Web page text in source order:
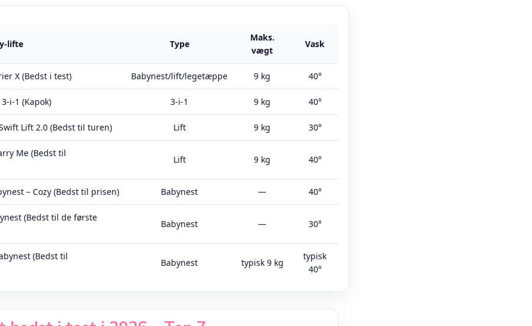
lifte Type
Maks.
vægt
Vask
X (Bedst i test) Babynest/lift/legetæppe 9 kg 40°
i-1 (Kapok) 3-i-1 9 kg 40°
Lift 2.0 (Bedst til turen) Lift 9 kg 30°
Me (Bedst til
Lift 9 kg 40°
– Cozy (Bedst til prisen) Babynest — 40°
(Bedst til de første
Babynest — 30°
(Bedst til
Babynest typisk 9 kg
typisk
40°